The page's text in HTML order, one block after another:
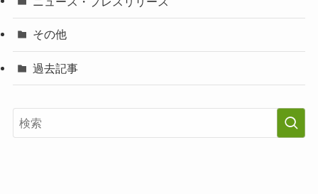
その他
過去記事